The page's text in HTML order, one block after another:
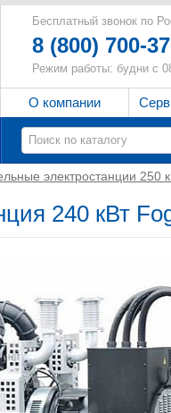
Бесплатный звонок по
8 (800) 700-
Режим работы: будни с
О компании
электростанции 250
240 кВт